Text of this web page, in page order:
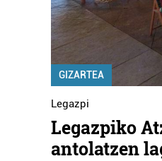
GIZARTEA
Legazpi
Legazpiko
antolatzen